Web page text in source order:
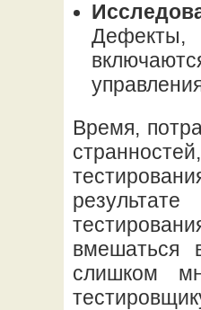
Дефекты,
Время,
вмешаться
слишком